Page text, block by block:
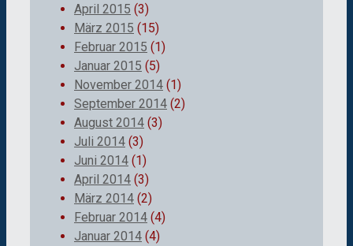
April 2015 (3)
März 2015 (15)
Februar 2015 (1)
Januar 2015 (5)
November 2014 (1)
September 2014 (2)
August 2014 (3)
Juli 2014 (3)
Juni 2014 (1)
April 2014 (3)
März 2014 (2)
Februar 2014 (4)
Januar 2014 (4)